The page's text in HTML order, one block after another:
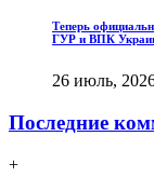
Теперь
ГУР и ВПК
26 июль,
Последние
+